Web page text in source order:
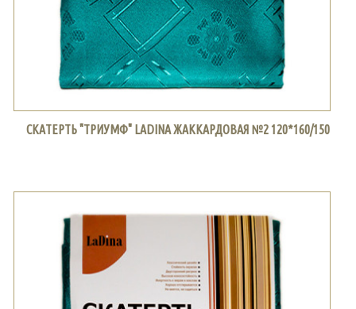
СКАТЕРТЬ "ТРИУМФ" LADINA ЖАККАРДОВАЯ №2 120*160/150